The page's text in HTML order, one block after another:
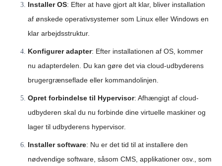
Installer OS: Efter at have gjort alt klar, bliver installation
af ønskede operativsystemer som Linux eller Windows en
klar arbejdsstruktur.
Konfigurer adapter: Efter installationen af OS, kommer
nu adapterdelen. Du kan gøre det via cloud-udbyderens
brugergrænseflade eller kommandolinjen.
Opret forbindelse til Hypervisor: Afhængigt af cloud-
udbyderen skal du nu forbinde dine virtuelle maskiner og
lager til udbyderens hypervisor.
Installer software: Nu er det tid til at installere den
nødvendige software, såsom CMS, applikationer osv., som